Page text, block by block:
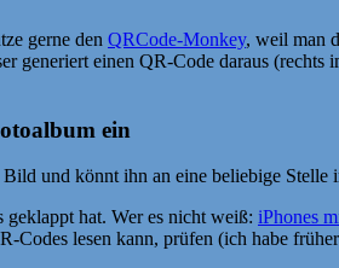
gerne den QRCode-Monkey, weil man
generiert einen QR-Code daraus
ein
und könnt ihn an eine beliebige
geklappt hat. Wer es nicht weiß: iPhones
Codes lesen kann, prüfen (ich habe früher